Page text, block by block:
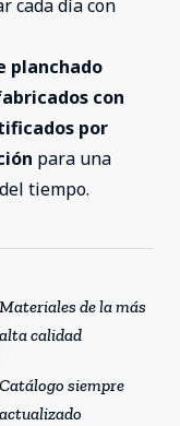
cada día con
planchado
con
por
para una
tiempo.
Materiales de la más
alta calidad
Catálogo siempre
actualizado